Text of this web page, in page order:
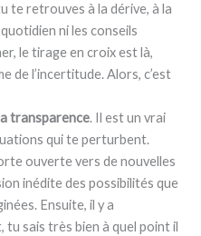
te retrouves à la dérive, à la
ni les conseils
le tirage en croix est là,
de l’incertitude. Alors, c’est
transparence. Il est un vrai
qui te perturbent.
ouverte vers de nouvelles
inédite des possibilités que
Ensuite, il y a
tu sais très bien à quel point il